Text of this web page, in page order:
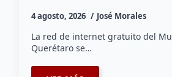
4 agosto, 2026 José Morales
La red de internet gratuito del
Querétaro se…